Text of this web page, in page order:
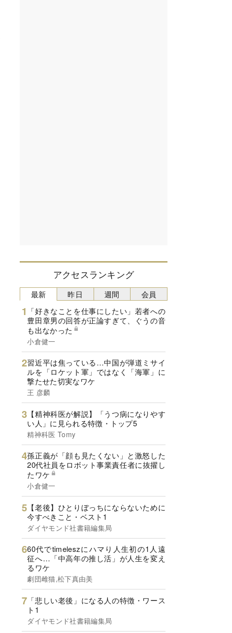
アクセスランキング
最新
「好きなことを仕事にしたい」若者への
豊田章男の回答が正論すぎて、ぐうの音
も出なかった
小倉健一
習近平は焦っている…中国が弾道ミサイ
ルを「ロケット軍」ではなく「海軍」に
撃たせた切実なワケ
王 彦麟
【精神科医が解説】「うつ病になりやす
い人」に見られる特徴・トップ5
精神科医 Tomy
孫正義が「顔も見たくない」と激怒した
20代社員をロボット事業責任者に抜擢し
たワケ
小倉健一
【老後】ひとりぼっちにならないために
今すべきこと・ベスト1
ダイヤモンド社書籍編集局
60代でtimeleszにハマり人生初の1人遠
征へ…「中高年の推し活」が人生を変え
るワケ
劇団雌猫,松下真由美
「悲しい老後」になる人の特徴・ワース
ト1
ダイヤモンド社書籍編集局
昨日 週間 会員